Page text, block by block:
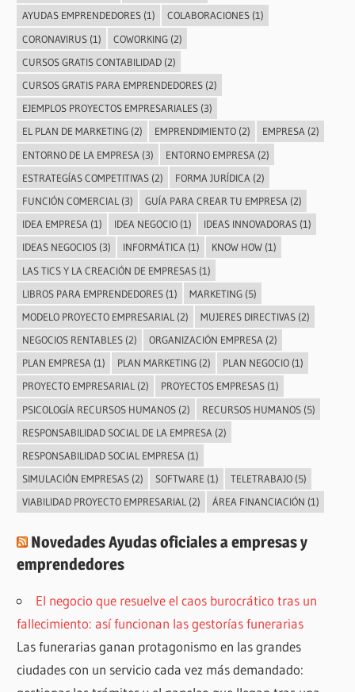
AYUDAS EMPRENDEDORES(1) COLABORACIONES(1)
CORONAVIRUS(1) COWORKING(2)
CURSOS GRATIS CONTABILIDAD(2)
CURSOS GRATIS PARA EMPRENDEDORES(2)
EJEMPLOS PROYECTOS EMPRESARIALES(3)
EL PLAN DE MARKETING(2) EMPRENDIMIENTO(2) EMPRESA(2)
ENTORNO DE LA EMPRESA (3) ENTORNO EMPRESA (2)
ESTRATEGÍAS COMPETITIVAS(2) FORMA JURÍDICA (2)
FUNCIÓN COMERCIAL (3) GUÍA PARA CREAR TU EMPRESA (2)
IDEA EMPRESA (1) IDEA NEGOCIO(1) IDEAS INNOVADORAS(1)
IDEAS NEGOCIOS(3) INFORMÁTICA(1) KNOW HOW(1)
LAS TICS Y LA CREACIÓN DE EMPRESAS(1)
LIBROS PARA EMPRENDEDORES(1) MARKETING(5)
MODELO PROYECTO EMPRESARIAL (2) MUJERES DIRECTIVAS(2)
NEGOCIOS RENTABLES(2) ORGANIZACIÓN EMPRESA (2)
PLAN EMPRESA(1) PLAN MARKETING(2) PLAN NEGOCIO(1)
PROYECTO EMPRESARIAL(2) PROYECTOS EMPRESAS(1)
PSICOLOGÍA RECURSOS HUMANOS(2) RECURSOS HUMANOS(5)
RESPONSABILIDAD SOCIAL DE LA EMPRESA (2)
RESPONSABILIDAD SOCIAL EMPRESA (1)
SIMULACIÓN EMPRESAS(2) SOFTWARE (1) TELETRABAJO(5)
VIABILIDAD PROYECTO EMPRESARIAL(2) ÁREA FINANCIACIÓN (1)
Novedades Ayudas oficiales a empresas y
emprendedores
El negocio que resuelve el caos burocrático tras un
fallecimiento: así funcionan las gestorías funerarias
Las funerarias ganan protagonismo en las grandes
ciudades con un servicio cada vez más demandado: